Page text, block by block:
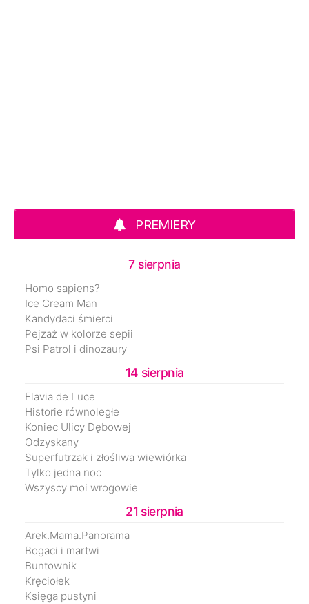
PREMIERY
7 sierpnia
Homo sapiens?
Ice Cream Man
Kandydaci śmierci
Pejzaż w kolorze sepii
Psi Patrol i dinozaury
14 sierpnia
Flavia de Luce
Historie równoległe
Koniec Ulicy Dębowej
Odzyskany
Superfutrzak i złośliwa wiewiórka
Tylko jedna noc
Wszyscy moi wrogowie
21 sierpnia
Arek.Mama.Panorama
Bogaci i martwi
Buntownik
Kręciołek
Księga pustyni